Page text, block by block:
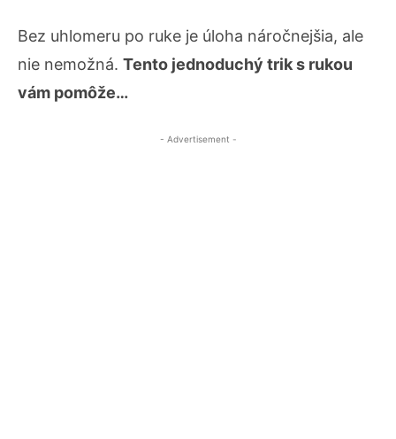
Bez uhlomeru po ruke je úloha náročnejšia, ale
nie nemožná. Tento jednoduchý trik s rukou
vám pomôže…
- Advertisement -